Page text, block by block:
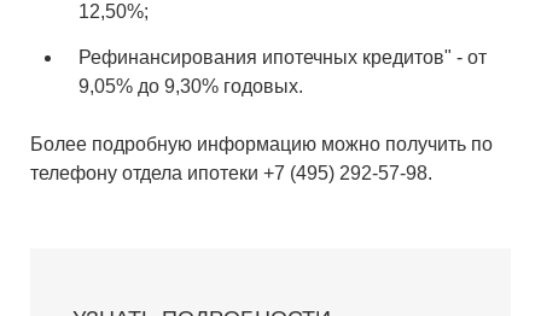
12,50%;
Рефинансирования ипотечных кредитов" - от
9,05% до 9,30% годовых.
Более подробную информацию можно получить по
телефону отдела ипотеки +7 (495) 292-57-98.